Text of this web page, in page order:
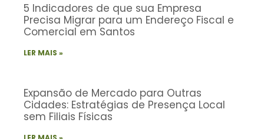
5 Indicadores de que sua Empresa
Precisa Migrar para um Endereço Fiscal e
Comercial em Santos
LER MAIS »
Expansão de Mercado para Outras
Cidades: Estratégias de Presença Local
sem Filiais Físicas